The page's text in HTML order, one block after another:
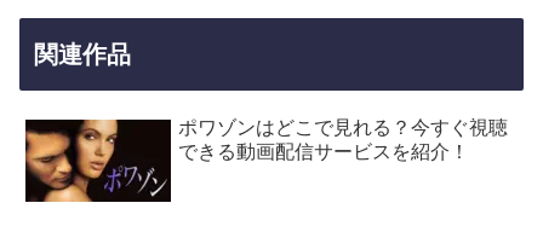
関連作品
ポワゾンはどこで見れる？今すぐ視聴
できる動画配信サービスを紹介！